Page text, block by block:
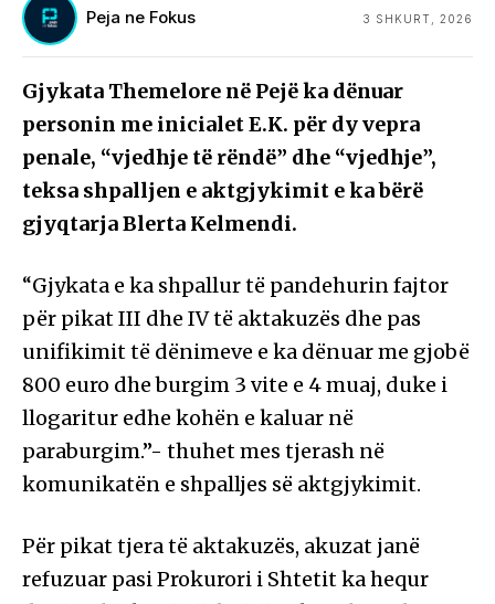
Peja ne Fokus 3 SHKURT, 2026
Gjykata Themelore në Pejë ka dënuar
personin me inicialet E.K. për dy vepra
penale, “vjedhje të rëndë” dhe “vjedhje”,
teksa shpalljen e aktgjykimit e ka bërë
gjyqtarja Blerta Kelmendi.
“Gjykata e ka shpallur të pandehurin fajtor
për pikat III dhe IV të aktakuzës dhe pas
unifikimit të dënimeve e ka dënuar me gjobë
800 euro dhe burgim 3 vite e 4 muaj, duke i
llogaritur edhe kohën e kaluar në
paraburgim.”- thuhet mes tjerash në
komunikatën e shpalljes së aktgjykimit.
Për pikat tjera të aktakuzës, akuzat janë
refuzuar pasi Prokurori i Shtetit ka hequr